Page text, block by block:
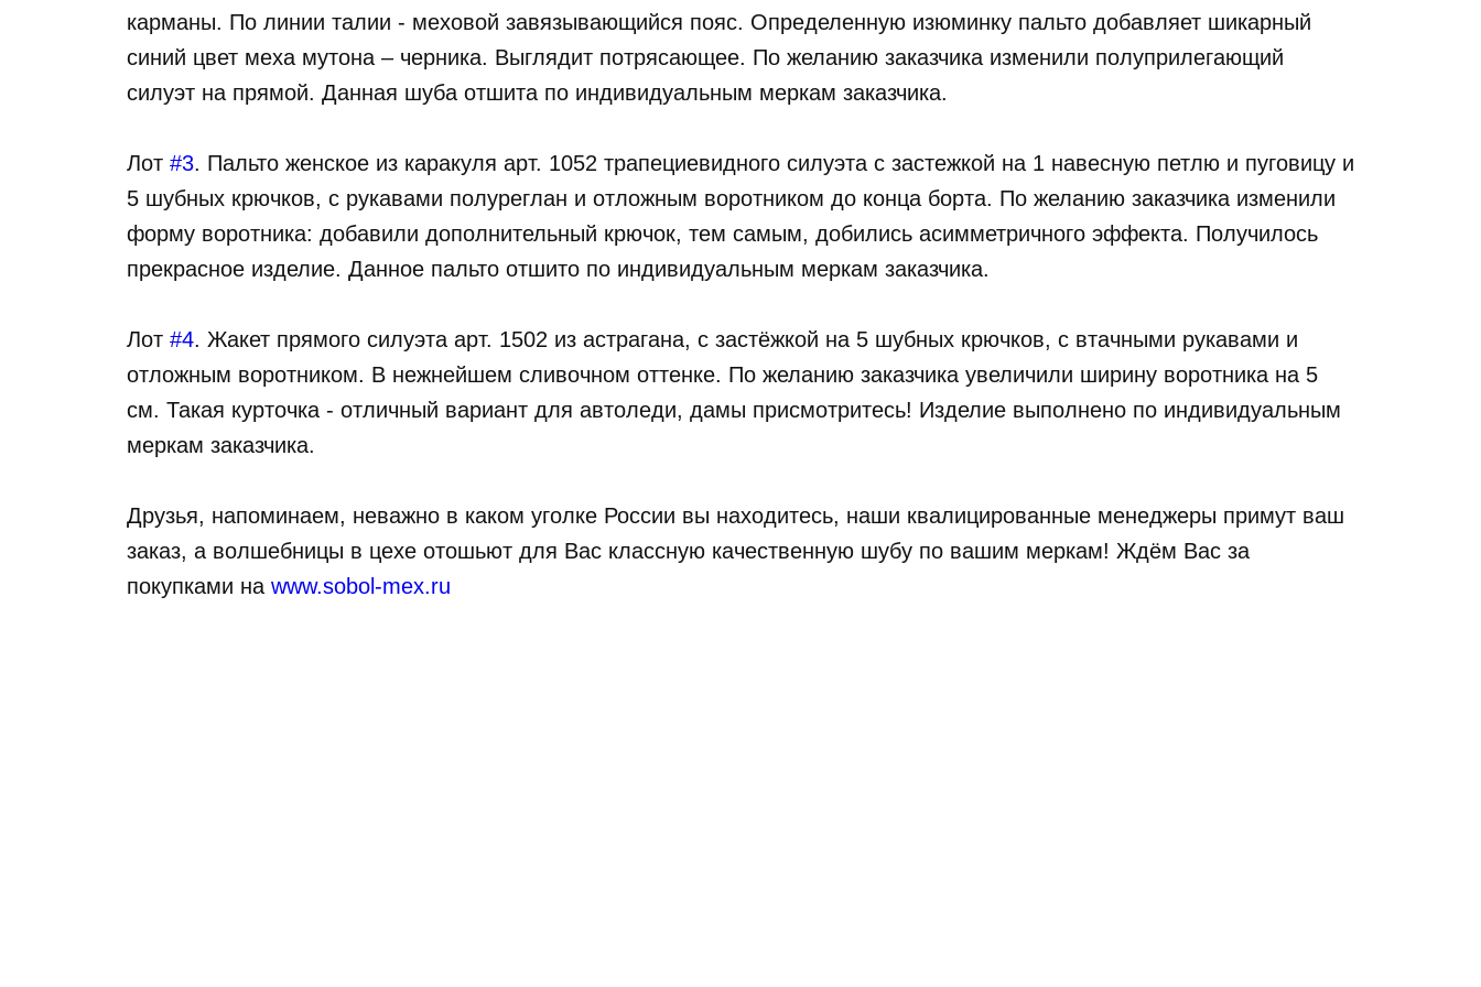
карманы. По линии талии - меховой завязывающийся пояс. Определенную изюминку пальто добавляет шикарный
синий цвет меха мутона – черника. Выглядит потрясающее. По желанию заказчика изменили полуприлегающий
силуэт на прямой. Данная шуба отшита по индивидуальным меркам заказчика.
Лот #3. Пальто женское из каракуля арт. 1052 трапециевидного силуэта с застежкой на 1 навесную петлю и пуговицу и
5 шубных крючков, с рукавами полуреглан и отложным воротником до конца борта. По желанию заказчика изменили
форму воротника: добавили дополнительный крючок, тем самым, добились асимметричного эффекта. Получилось
прекрасное изделие. Данное пальто отшито по индивидуальным меркам заказчика.
Лот #4. Жакет прямого силуэта арт. 1502 из астрагана, с застёжкой на 5 шубных крючков, с втачными рукавами и
отложным воротником. В нежнейшем сливочном оттенке. По желанию заказчика увеличили ширину воротника на 5
см. Такая курточка - отличный вариант для автоледи, дамы присмотритесь! Изделие выполнено по индивидуальным
меркам заказчика.
Друзья, напоминаем, неважно в каком уголке России вы находитесь, наши квалицированные менеджеры примут ваш
заказ, а волшебницы в цехе отошьют для Вас классную качественную шубу по вашим меркам! Ждём Вас за
покупками на www.sobol-mex.ru